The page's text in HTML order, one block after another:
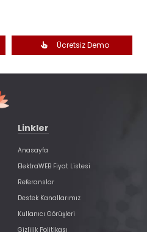
Ücretsiz Demo
Linkler
Anasayfa
ElektraWEB Fiyat Listesi
Referanslar
Destek Kanallarımız
Kullanıcı Görüşleri
Gizlilik Politikası